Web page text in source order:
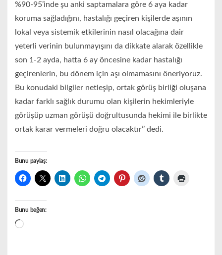
%90-95’inde şu anki saptamalara göre 6 aya kadar
koruma sağladığını, hastalığı geçiren kişilerde aşının
lokal veya sistemik etkilerinin nasıl olacağına dair
yeterli verinin bulunmayışını da dikkate alarak özellikle
son 1-2 ayda, hatta 6 ay öncesine kadar hastalığı
geçirenlerin, bu dönem için aşı olmamasını öneriyoruz.
Bu konudaki bilgiler netleşip, ortak görüş birliği oluşana
kadar farklı sağlık durumu olan kişilerin hekimleriyle
görüşüp uzman görüşü doğrultusunda hekimi ile birlikte
ortak karar vermeleri doğru olacaktır’’ dedi.
Bunu paylaş:
Bunu beğen:
Yükleniyor...